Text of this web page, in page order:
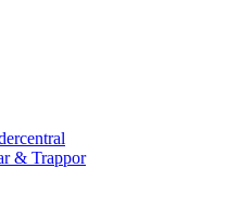
& Trappor